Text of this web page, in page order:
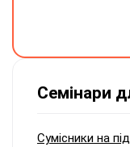
карткового
Семінари
Сумісники на